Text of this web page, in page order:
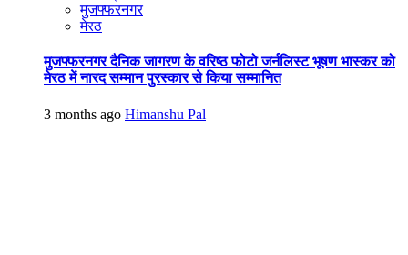
मुजफ्फरनगर
मेरठ
मुजफ्फरनगर दैनिक जागरण के वरिष्ठ फोटो जर्नलिस्ट भूषण भास्कर को
मेरठ में नारद सम्मान पुरस्कार से किया सम्मानित
3 months ago Himanshu Pal